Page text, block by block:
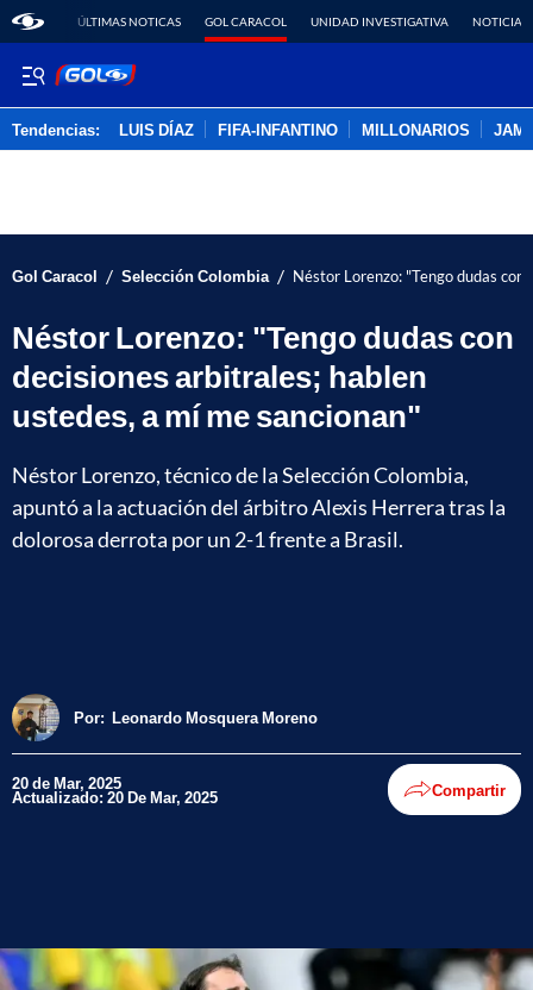
ÚLTIMAS NOTICAS GOL CARACOL UNIDAD INVESTIGATIVA NOTICIAS
Tendencias: LUIS DÍAZ FIFA-INFANTINO MILLONARIOS
Gol Caracol / Selección Colombia / Néstor Lorenzo: "Tengo dudas
Néstor Lorenzo: "Tengo dudas con
decisiones arbitrales; hablen
ustedes, a mí me sancionan"
Néstor Lorenzo, técnico de la Selección Colombia,
apuntó a la actuación del árbitro Alexis Herrera tras la
dolorosa derrota por un 2-1 frente a Brasil.
Por: Leonardo Mosquera Moreno
20 de Mar, 2025
Actualizado: 20 De Mar, 2025 Compartir